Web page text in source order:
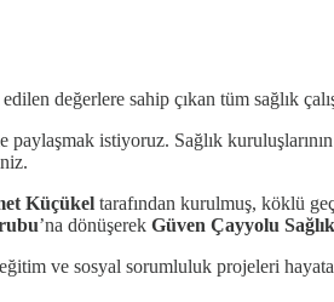
değerlere sahip çıkan tüm sağlık
istiyoruz. Sağlık
Küçükel tarafından kurulmuş, köklü
’na dönüşerek Güven Çayyolu
eğitim ve sosyal sorumluluk projeleri